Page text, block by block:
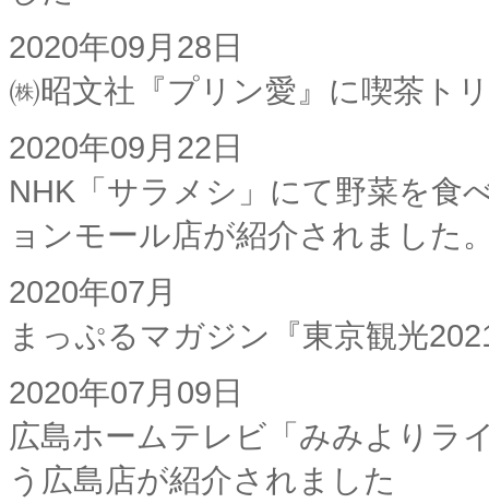
2020年09月28日
㈱昭文社『プリン愛』に喫茶ト
2020年09月22日
NHK「サラメシ」にて野菜を食
ョンモール店が紹介されました
2020年07月
まっぷるマガジン『東京観光
2020年07月09日
広島ホームテレビ「みみよりラ
う広島店が紹介されました